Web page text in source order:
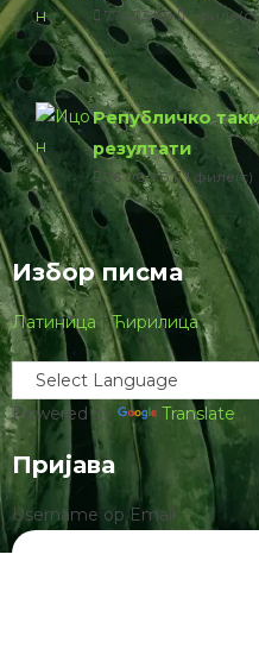
774.23 КБ 1 филе(с)
Републичко
резултати
76.00 КБ 1 филе(с)
Избор писма
Латиница |Ћирилица
Powered by Translate
Пријава
Username ор Email